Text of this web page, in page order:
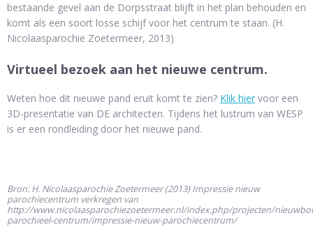
bestaande gevel aan de Dorpsstraat blijft in het plan behouden en
komt als een soort losse schijf voor het centrum te staan. (H.
Nicolaasparochie Zoetermeer, 2013)
Virtueel bezoek aan het nieuwe centrum.
Weten hoe dit nieuwe pand eruit komt te zien? Klik hier voor een
3D-presentatie van DE architecten. Tijdens het lustrum van WESP
is er een rondleiding door het nieuwe pand.
Bron: H. Nicolaasparochie Zoetermeer (2013) Impressie nieuw
parochiecentrum verkregen van
http://www.nicolaasparochiezoetermeer.nl/index.php/projecten/
parochieel-centrum/impressie-nieuw-parochiecentrum/